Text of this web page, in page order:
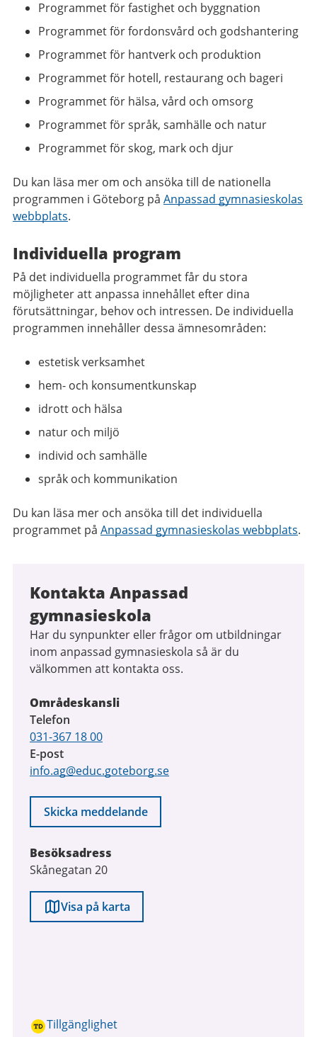
Programmet för fastighet och byggnation
Programmet för fordonsvård och godshantering
Programmet för hantverk och produktion
Programmet för hotell, restaurang och bageri
Programmet för hälsa, vård och omsorg
Programmet för språk, samhälle och natur
Programmet för skog, mark och djur
Du kan läsa mer om och ansöka till de nationella
programmen i Göteborg på Anpassad gymnasieskolas
webbplats.
Individuella program
På det individuella programmet får du stora
möjligheter att anpassa innehållet efter dina
förutsättningar, behov och intressen. De individuella
programmen innehåller dessa ämnesområden:
estetisk verksamhet
hem- och konsumentkunskap
idrott och hälsa
natur och miljö
individ och samhälle
språk och kommunikation
Du kan läsa mer och ansöka till det individuella
programmet på Anpassad gymnasieskolas webbplats.
Kontakta Anpassad
gymnasieskola
Har du synpunkter eller frågor om utbildningar
inom anpassad gymnasieskola så är du
välkommen att kontakta oss.
Områdeskansli
Telefon
031-367 18 00
E-post
info.ag@educ.goteborg.se
Skicka meddelande
Besöksadress
Skånegatan 20
Visa på karta
Tillgänglighet